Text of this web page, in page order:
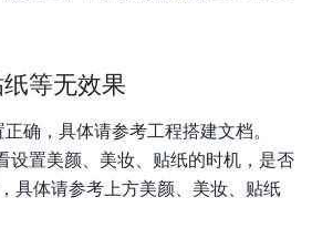
等无效果
确，具体请参考工程搭建文档。
设置美颜、美妆、贴纸的时机，是否
具体请参考上方美颜、美妆、贴纸